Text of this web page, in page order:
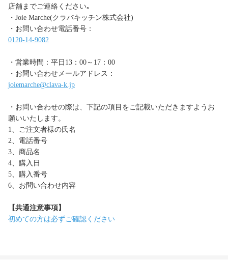
店舗までご連絡ください｡
・Joie Marche(クラバキッチン株式会社)
・お問い合わせ電話番号：
0120-14-9082
・営業時間：平日13：00～17：00
・お問い合わせメールアドレス：
joiemarche@clava-k.jp
・お問い合わせの際は、下記の項目をご記載いただきますようお
願いいたします。
1、ご注文者様の氏名
2、電話番号
3、商品名
4、購入日
5、購入番号
6、お問い合わせ内容
【共通注意事項】
初めての方は必ずご確認ください